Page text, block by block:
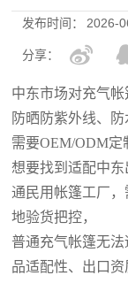
发布时间： 2026-
分享：
中东市场对充气帐
防晒防紫外线、
需要OEM/ODM定
想要找到适配中
通民用帐篷工厂
地验货把控，
普通充气帐篷无
品适配性、出口